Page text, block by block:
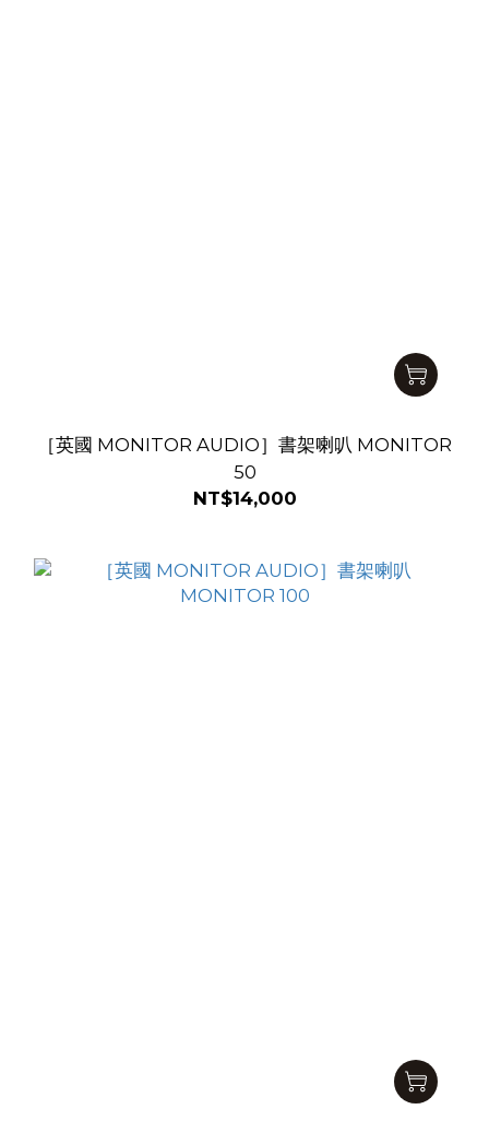
［英國 MONITOR AUDIO］書架喇叭 MONITOR
50
NT$14,000